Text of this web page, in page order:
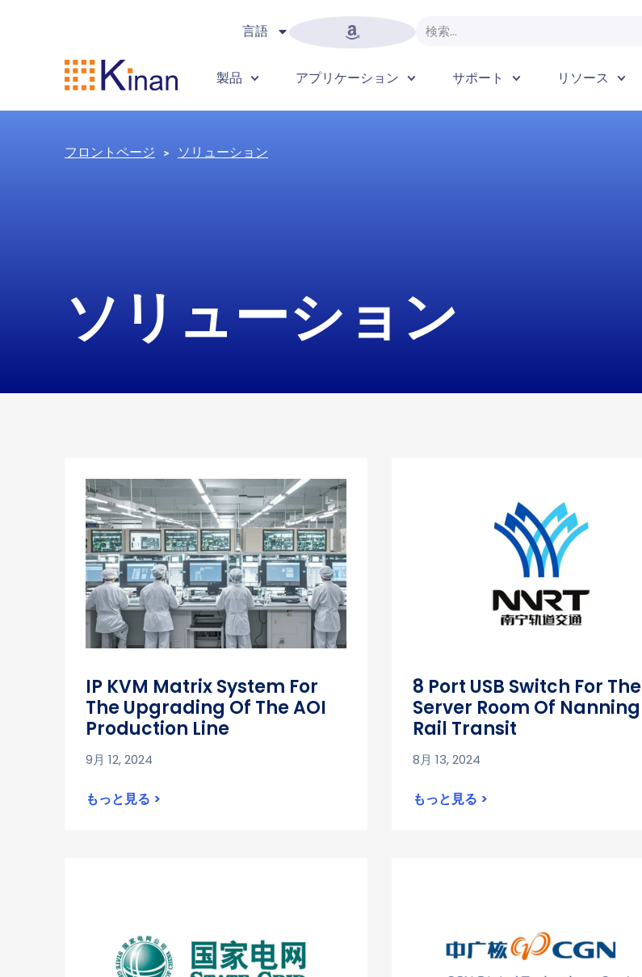
言語
製品 アプリケーション サポート リソース
フロントページ ソリューション
ソリューション
IP KVM Matrix System For
The Upgrading Of The AOI
Production Line
9月 12, 2024
もっと見る >
8 Port USB Switch For The
Server Room Of Nanning
Rail Transit
8月 13, 2024
もっと見る >